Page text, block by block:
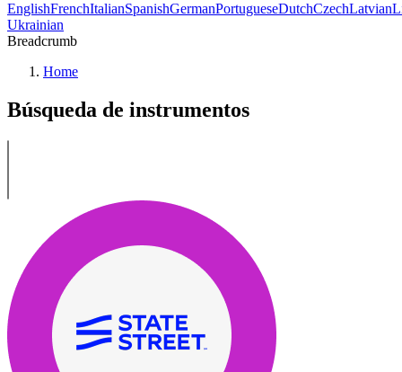
EnglishFrenchItalianSpanishGermanPortugueseDutchCzechLatvian
Ukrainian
Breadcrumb
Home
Búsqueda de instrumentos